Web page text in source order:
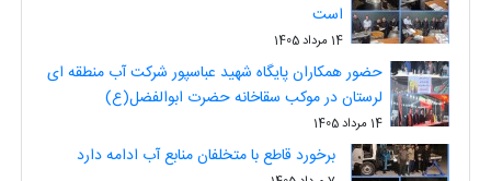
است
14 مرداد 1405
حضور همکاران پایگاه شهید عباسپور شرکت آب منطقه ای
لرستان در موکب سقاخانه حضرت ابوالفضل(ع)
14 مرداد 1405
برخورد قاطع با متخلفان منابع آب ادامه دارد